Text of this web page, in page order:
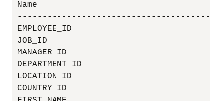
Name
EMPLOYEE_ID                               NOT
JOB_ID                                    NOT
MANAGER_ID
DEPARTMENT_ID
LOCATION_ID
COUNTRY_ID